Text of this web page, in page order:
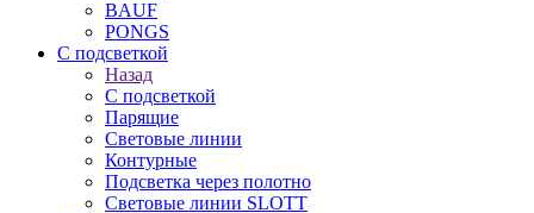
BAUF
PONGS
С подсветкой
Назад
С подсветкой
Парящие
Световые линии
Контурные
Подсветка через полотно
Световые линии SLOTT